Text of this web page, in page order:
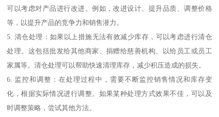
可以考虑对产品进行改进。例如，改进设计、提升品质、调整价格
等，以提升产品的竞争力和销售潜力。
5. 清仓处理：如果以上措施无法有效减少库存，可以考虑进行清仓
处理。这包括批发给其他商家、捐赠给慈善机构、以给员工或员工
家属等。清仓处理可以帮助快速清理库存，减少积压造成的损失。
6. 监控和调整：在处理过程中，需要不断监控销售情况和库存变
化，根据实际情况进行调整。如果某种处理方式效果不佳，可以及
时调整策略，尝试其他方法。